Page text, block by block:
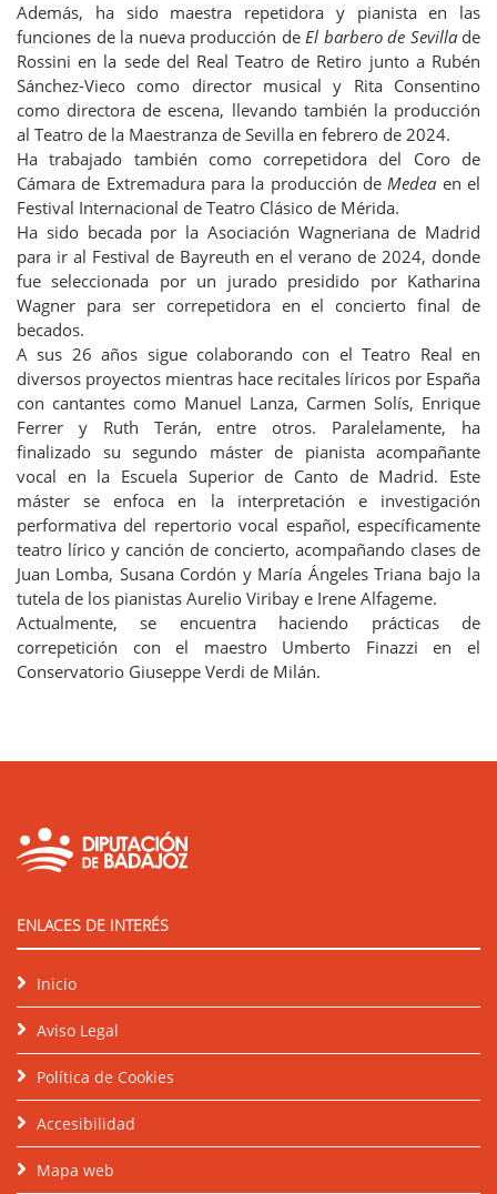
Además, ha sido maestra repetidora y pianista en las
funciones de la nueva producción de El barbero de Sevillade
Rossini en la sede del Real Teatro de Retiro junto a Rubén
Sánchez-Vieco como director musical y Rita Consentino
como directora de escena, llevando también la producción
al Teatro de la Maestranza de Sevilla en febrero de 2024.
Ha trabajado también como correpetidora del Coro de
Cámara de Extremadura para la producción deMedea en el
Festival Internacional de Teatro Clásico de Mérida.
Ha sido becada por la Asociación Wagneriana de Madrid
para ir al Festival de Bayreuth en el verano de 2024, donde
fue seleccionada por un jurado presidido por Katharina
Wagner para ser correpetidora en el concierto final de
becados.
A sus 26 años sigue colaborando con el Teatro Real en
diversos proyectos mientras hace recitales líricos por España
con cantantes como Manuel Lanza, Carmen Solís, Enrique
Ferrer y Ruth Terán, entre otros. Paralelamente, ha
finalizado su segundo máster de pianista acompañante
vocal en la Escuela Superior de Canto de Madrid. Este
máster se enfoca en la interpretación e investigación
performativa del repertorio vocal español, específicamente
teatro lírico y canción de concierto, acompañando clases de
Juan Lomba, Susana Cordón y María Ángeles Triana bajo la
tutela de los pianistas Aurelio Viribay e Irene Alfageme.
Actualmente, se encuentra haciendo prácticas de
correpetición con el maestro Umberto Finazzi en el
Conservatorio Giuseppe Verdi de Milán.
ENLACES DE INTERÉS
Inicio
Aviso Legal
Política de Cookies
Accesibilidad
Mapa web